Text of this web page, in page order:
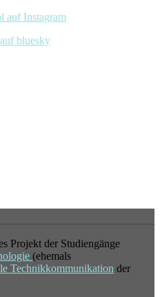
Projekt der Studiengänge
(ehemals
Technikkommunikation der